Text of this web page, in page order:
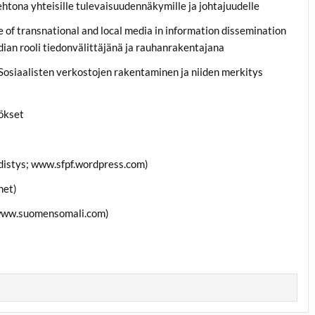
yhteisille tulevaisuudennäkymille ja johtajuudelle
of transnational and local media in information dissemination
rooli tiedonvälittäjänä ja rauhanrakentajana
verkostojen rakentaminen ja niiden merkitys
www.sfpf.wordpress.com)